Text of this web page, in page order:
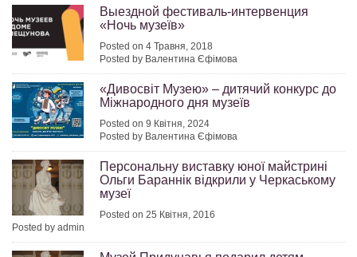
Выездной фестиваль-интервенция
«Ночь музеїв»
Posted on 4 Травня, 2018
Posted by Валентина Єфімова
«Дивосвіт Музею» – дитячий конкурс до
Міжнародного дня музеїв
Posted on 9 Квітня, 2024
Posted by Валентина Єфімова
Персональну виставку юної майстрині
Ольги Бараннік відкрили у Черкаському
музеї
Posted on 25 Квітня, 2016
Posted by admin